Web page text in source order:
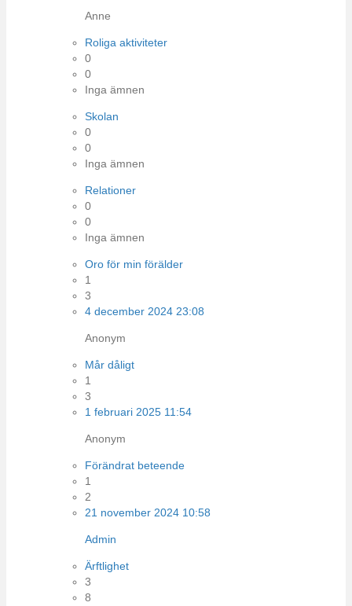
Anne
Roliga aktiviteter
0
0
Inga ämnen
Skolan
0
0
Inga ämnen
Relationer
0
0
Inga ämnen
Oro för min förälder
1
3
4 december 2024 23:08
Anonym
Mår dåligt
1
3
1 februari 2025 11:54
Anonym
Förändrat beteende
1
2
21 november 2024 10:58
Admin
Ärftlighet
3
8